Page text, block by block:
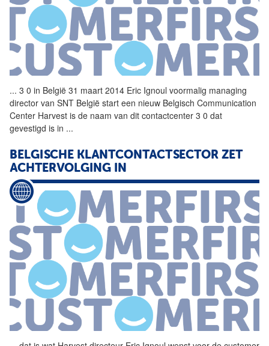
... 3 0 in België 31 maart 2014 Eric Ignoul voormalig managing
director van SNT België start een nieuw Belgisch Communication
Center Harvest is de naam van dit contactcenter 3 0 dat
gevestigd is in ...
BELGISCHE KLANTCONTACTSECTOR ZET
ACHTERVOLGING IN